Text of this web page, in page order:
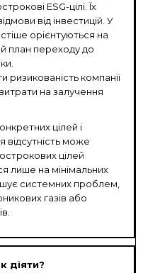
ESG-цілі. Їх
від інвестицій. У
орієнтуються на
план переходу до
ризикованість компанії
на залучення
цілей і
відсутність може
цілей
лише на мінімальних
системних проблем,
газів або
діяти?